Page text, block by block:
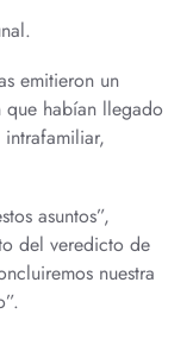
emitieron un
habían llegado
asuntos”,
del veredicto de
nuestra